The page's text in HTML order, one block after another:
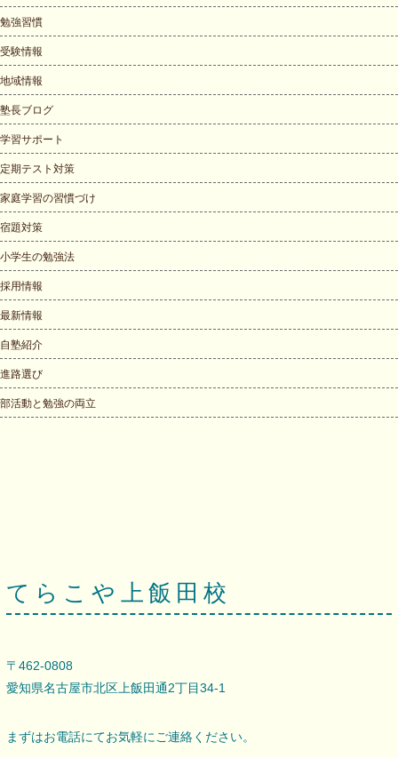
勉強習慣
受験情報
地域情報
塾長ブログ
学習サポート
定期テスト対策
家庭学習の習慣づけ
宿題対策
小学生の勉強法
採用情報
最新情報
自塾紹介
進路選び
部活動と勉強の両立
てらこや上飯田校
〒462-0808
愛知県名古屋市北区上飯田通2丁目34-1
まずはお電話にてお気軽にご連絡ください。